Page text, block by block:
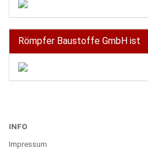
Römpfer Baustoffe GmbH ist
INFO
Impressum